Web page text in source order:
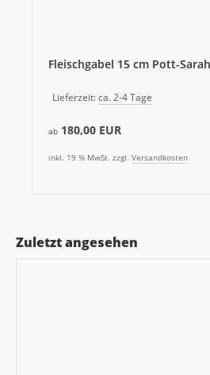
Fleischgabel 15 cm Pott-
Lieferzeit:ca. 2-4 Tage
ab 180,00 EUR
inkl. 19 % MwSt. zzgl. Versandkosten
Zuletzt angesehen